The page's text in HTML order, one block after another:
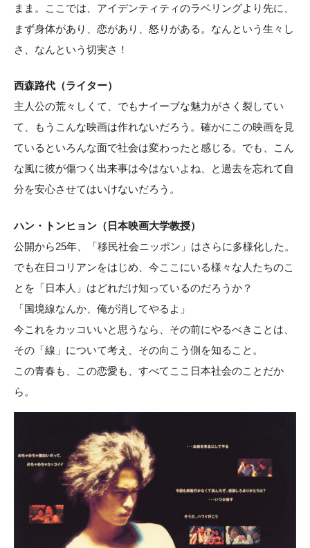
まま。ここでは、アイデンティティのラベリングより先に、
まず身体があり、恋があり、怒りがある。なんという生々し
さ、なんという切実さ！
西森路代（ライター）
主人公の荒々しくて、でもナイーブな魅力がさく裂してい
て、もうこんな映画は作れないだろう。確かにこの映画を見
ているといろんな面で社会は変わったと感じる。でも、こん
な風に彼が傷つく出来事は今はないよね、と過去を忘れて自
分を安心させてはいけないだろう。
ハン・トンヒョン（日本映画大学教授）
公開から25年、「移民社会ニッポン」はさらに多様化した。
でも在日コリアンをはじめ、今ここにいる様々な人たちのこ
とを「日本人」はどれだけ知っているのだろうか？
「国境線なんか、俺が消してやるよ」
今これをカッコいいと思うなら、その前にやるべきことは、
その「線」について考え、その向こう側を知ること。
この青春も、この恋愛も、すべてここ日本社会のことだか
ら。